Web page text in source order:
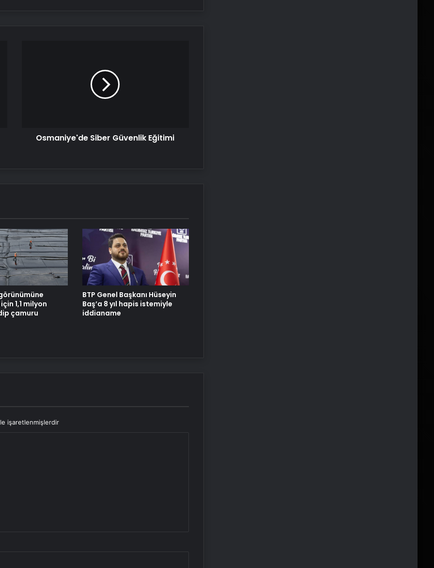
Osmaniye'de Siber Güvenlik Eğitimi
1,1 milyon
çamuru
BTP Genel Başkanı Hüseyin
Baş’a 8 yıl hapis istemiyle
iddianame
işaretlenmişlerdir